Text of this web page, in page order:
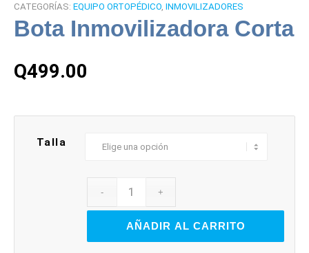
CATEGORÍAS: EQUIPO ORTOPÉDICO INMOVILIZADORES
Bota Inmovilizadora Corta
Q499.00
Talla
AÑADIR AL CARRITO